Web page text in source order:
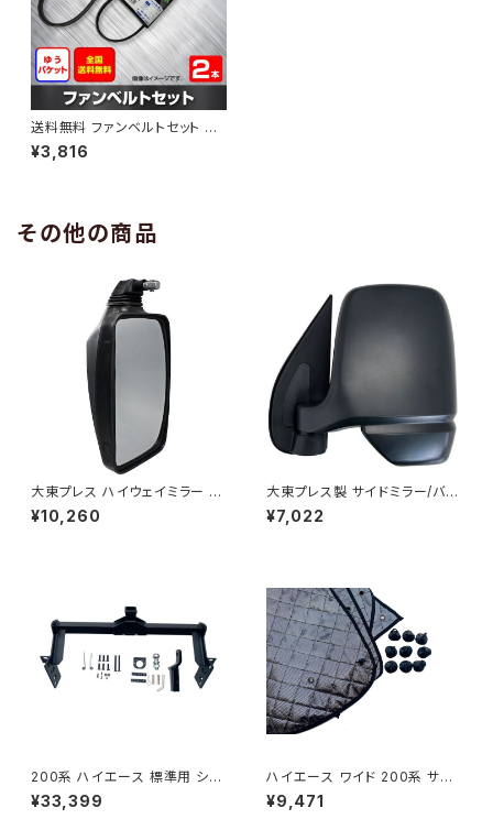
送料無料 ファンベルトセット ス
バル プレオ 型式RA1 H10.04～
H20.08 （国内トップメーカー）
¥3,816
その他の商品
大東プレス ハイウェイミラー R1
¥10,260
大東プレス製 サイドミラー/バッ
クミラー左 (助手席側) アクティ
トラック HA6 HA7 DI-650
¥7,022
200系 ハイエース 標準用 シャ
ックル 付き ヒッチ メンバー ボ
ールマウント ヒッチマウント トレ
¥33,399
ハイエース ワイド 200系 サン
シェード キャンピング 4層構造
車中泊 遮光 断熱 暑さ対策 盗
¥9,471